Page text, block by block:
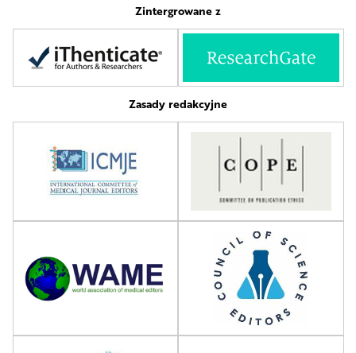
Zintergrowane z
Zasady redakcyjne